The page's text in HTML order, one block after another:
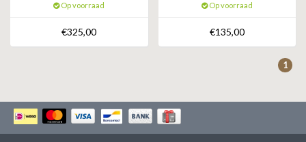
Op voorraad
€325,00
Op voorraad
€135,00
1